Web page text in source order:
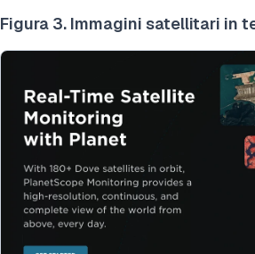
Figura 3. Immagini satellitari in